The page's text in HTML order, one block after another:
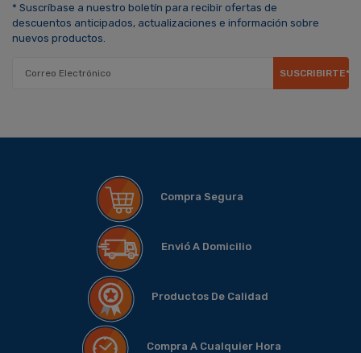
* Suscríbase a nuestro boletín para recibir ofertas de
descuentos anticipados, actualizaciones e información sobre
nuevos productos.
SUSCRIBIRTE*
Compra Segura
Envió A Domicilio
Productos De Calidad
Compra A Cualquier Hora